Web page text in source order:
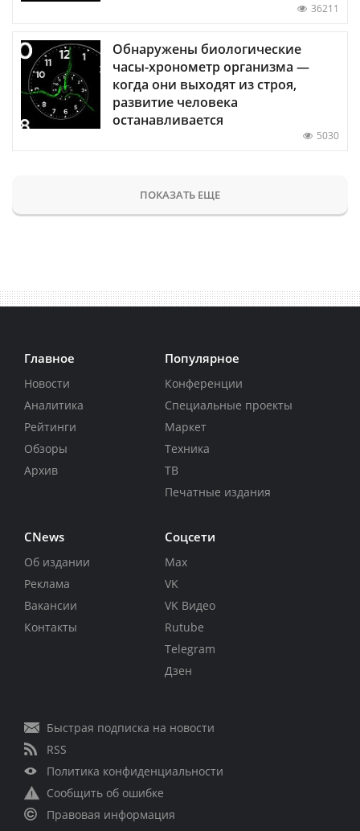
36211
Обнаружены биологические
часы-хронометр организма —
когда они выходят из строя,
развитие человека
останавливается
5030
ПОКАЗАТЬ ЕЩЕ
Главное
Новости
Аналитика
Рейтинги
Обзоры
Архив
Популярное
Конференции
Специальные проекты
Маркет
Техника
ТВ
Печатные издания
CNews
Об издании
Реклама
Вакансии
Контакты
Соцсети
Max
VK
VK Видео
Rutube
Telegram
Дзен
Быстрая подписка на новости
RSS
Политика конфиденциальности
Сообщить об ошибке
Правовая информация